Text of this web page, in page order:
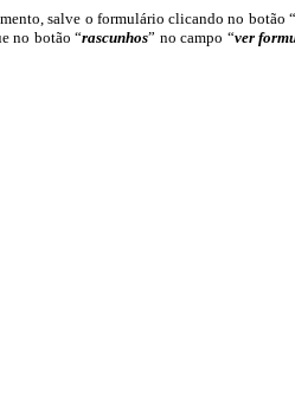
salve o formulário clicando no botão “
no botão “rascunhos” no campo “ver